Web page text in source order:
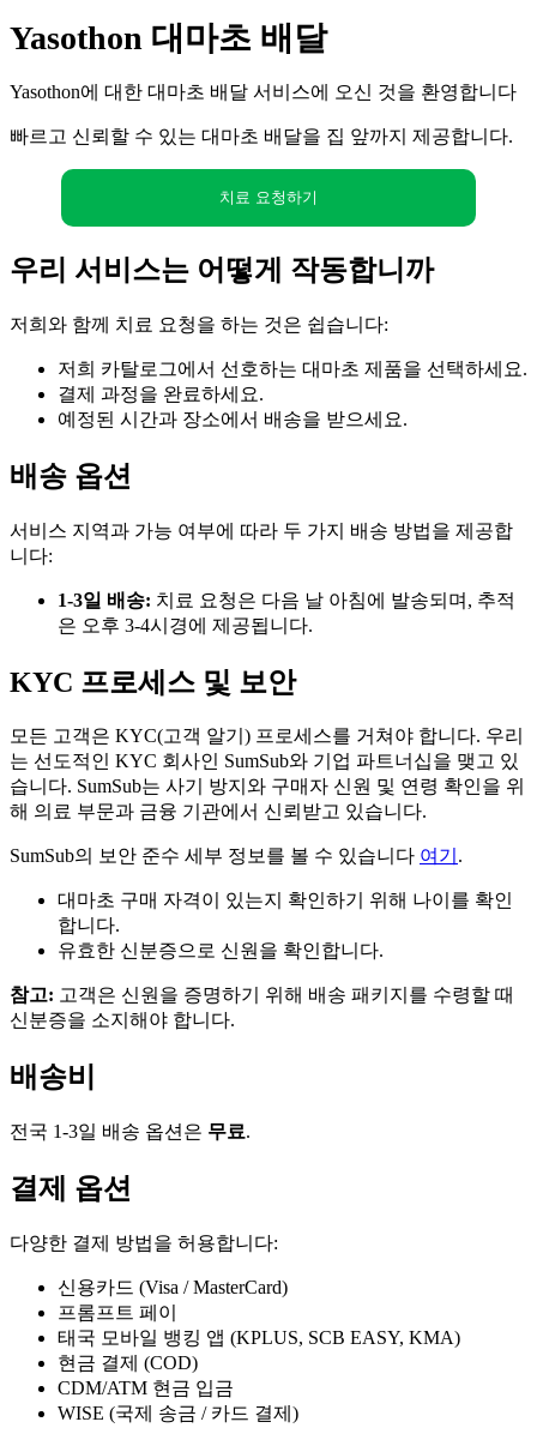
Yasothon 대마초 배달
Yasothon에 대한 대마초 배달 서비스에 오신 것을 환영합니다
빠르고 신뢰할 수 있는 대마초 배달을 집 앞까지 제공합니다.
치료 요청하기
우리 서비스는 어떻게 작동합니까
저희와 함께 치료 요청을 하는 것은 쉽습니다:
저희 카탈로그에서 선호하는 대마초 제품을 선택하세요.
결제 과정을 완료하세요.
예정된 시간과 장소에서 배송을 받으세요.
배송 옵션
서비스 지역과 가능 여부에 따라 두 가지 배송 방법을 제공합
니다:
1-3일 배송: 치료 요청은 다음 날 아침에 발송되며, 추적
은 오후 3-4시경에 제공됩니다.
KYC 프로세스 및 보안
모든 고객은 KYC(고객 알기) 프로세스를 거쳐야 합니다. 우리
는 선도적인 KYC 회사인 SumSub와 기업 파트너십을 맺고 있
습니다. SumSub는 사기 방지와 구매자 신원 및 연령 확인을 위
해 의료 부문과 금융 기관에서 신뢰받고 있습니다.
SumSub의 보안 준수 세부 정보를 볼 수 있습니다 여기 .
대마초 구매 자격이 있는지 확인하기 위해 나이를 확인
합니다.
유효한 신분증으로 신원을 확인합니다.
참고: 고객은 신원을 증명하기 위해 배송 패키지를 수령할 때
신분증을 소지해야 합니다.
배송비
전국 1-3일 배송 옵션은 무료.
결제 옵션
다양한 결제 방법을 허용합니다:
신용카드 (Visa / MasterCard)
프롬프트 페이
태국 모바일 뱅킹 앱 (KPLUS, SCB EASY, KMA)
현금 결제 (COD)
CDM/ATM 현금 입금
WISE (국제 송금 / 카드 결제)